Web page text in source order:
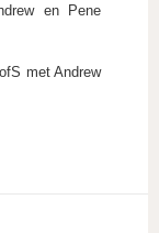
en Pene
met Andrew